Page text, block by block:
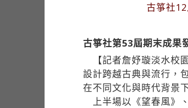
古箏社
古箏社第53屆期末成果
【記者詹妤璇淡水校
設計跨越古典與流行，
在不同文化與時代背景
上半場以《望春風》